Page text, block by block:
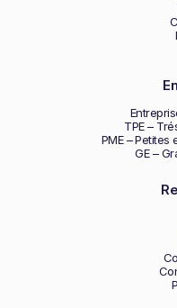
TPE –
PME – Petites
GE –